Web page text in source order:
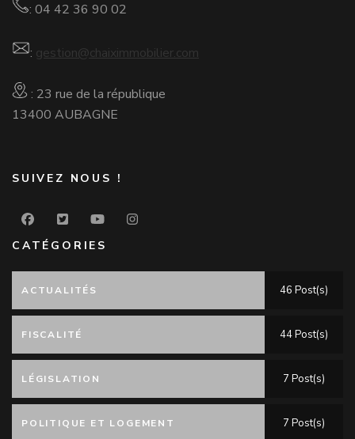
: 04 42 36 90 02
: gestion@chaiximmobilier.com
: 23 rue de la république
13400 AUBAGNE
SUIVEZ NOUS !
CATÉGORIES
ACTUALITÉS 46 Post(s)
FISCALITÉ 44 Post(s)
LÉGISLATION 7 Post(s)
POLITIQUE ET LOGEMENT 7 Post(s)